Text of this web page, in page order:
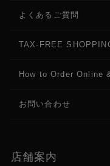
よくあるご質問
TAX-FREE
How to Order Online
お問い合わせ
店舗案内